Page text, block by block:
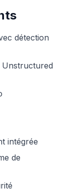
détection
Unstructured
intégrée
de